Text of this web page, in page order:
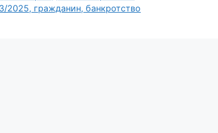
гражданин, банкротство